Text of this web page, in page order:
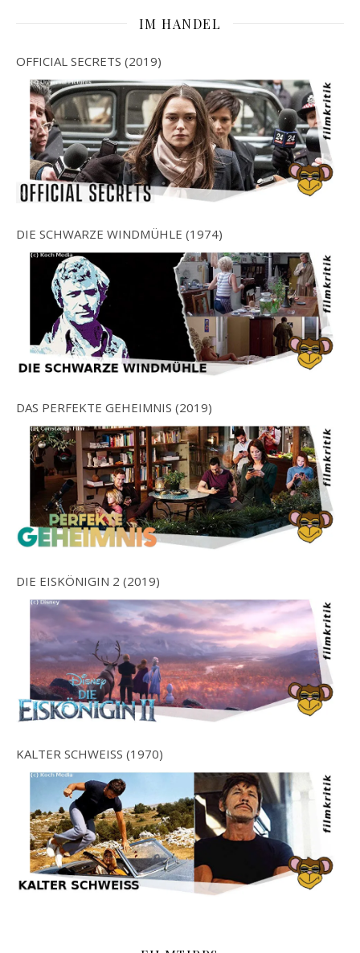
IM HANDEL
OFFICIAL SECRETS (2019)
DIE SCHWARZE WINDMÜHLE (1974)
DAS PERFEKTE GEHEIMNIS (2019)
DIE EISKÖNIGIN 2 (2019)
KALTER SCHWEISS (1970)